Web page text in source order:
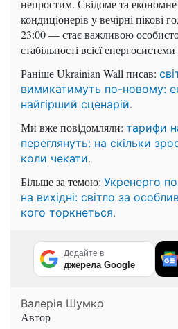
непростим. Свідоме та
кондиціонерів у вечірні пікові
23:00 — стає важливою
стабільності всієї
Раніше Ukrainian Wall писав:
вимикатимуть по-новому:
найгірший сценарій.
Ми вже повідомляли: тарифи
переглянуть: на скільки
коли чекати.
Більше за темою: Укренерго
на вихідні: світло за
кого торкнеться.
Додайте в
джерела Google
Валерія Шумко
Автор